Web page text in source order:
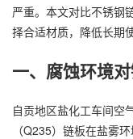
严重。本文对比不锈钢
择合适材质，降低长期
一、腐蚀环境
自贡地区盐化工车间空
（Q235）链板在盐雾环